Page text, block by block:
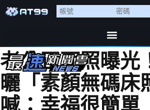
老公正面照曝光
曬「素顏無碼床
喊：幸福很簡單